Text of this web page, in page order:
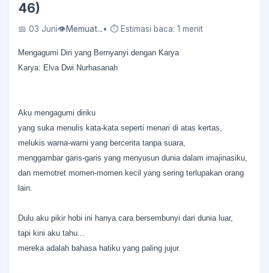
46)
📅 03 Juni👁228 Kali Dilihat• ⏱ Estimasi baca: 1 menit
Mengagumi Diri yang Bernyanyi dengan Karya
Karya: Elva Dwi Nurhasanah
Aku mengagumi diriku
yang suka menulis kata-kata seperti menari di atas kertas,
melukis warna-warni yang bercerita tanpa suara,
menggambar garis-garis yang menyusun dunia dalam imajinasiku,
dan memotret momen-momen kecil yang sering terlupakan orang
lain.
Dulu aku pikir hobi ini hanya cara bersembunyi dari dunia luar,
tapi kini aku tahu...
mereka adalah bahasa hatiku yang paling jujur.